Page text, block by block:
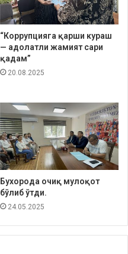
“Коррупцияга қарши кураш
— адолатли жамият сари
қадам”
20.08.2025
Бухорода очиқ мулоқот
бўлиб ўтди.
24.05.2025